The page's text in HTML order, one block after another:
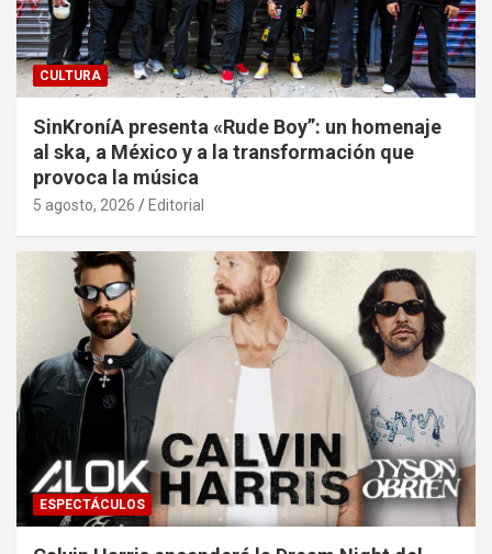
CULTURA
SinKroníA presenta «Rude Boy”: un homenaje
al ska, a México y a la transformación que
provoca la música
5 agosto, 2026 Editorial
ESPECTÁCULOS